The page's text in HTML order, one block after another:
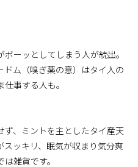
ーッとしてしまう人が続出。
ドム（嗅ぎ薬の意）はタイ人の
事する人も。
、ミントを主としたタイ産天
ッキリ、眠気が収まり気分爽
雑貨です。